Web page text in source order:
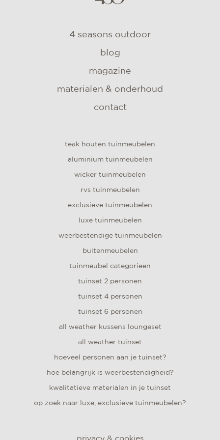
4 seasons outdoor
blog
magazine
materialen & onderhoud
contact
teak houten tuinmeubelen
aluminium tuinmeubelen
wicker tuinmeubelen
rvs tuinmeubelen
exclusieve tuinmeubelen
luxe tuinmeubelen
weerbestendige tuinmeubelen
buitenmeubelen
tuinmeubel categorieën
tuinset 2 personen
tuinset 4 personen
tuinset 6 personen
all weather kussens loungeset
all weather tuinset
hoeveel personen aan je tuinset?
hoe belangrijk is weerbestendigheid?
kwalitatieve materialen in je tuinset
op zoek naar luxe, exclusieve tuinmeubelen?